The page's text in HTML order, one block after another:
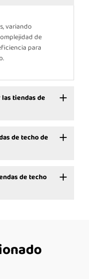
variando
de
para
tiendas de
de techo de
de techo